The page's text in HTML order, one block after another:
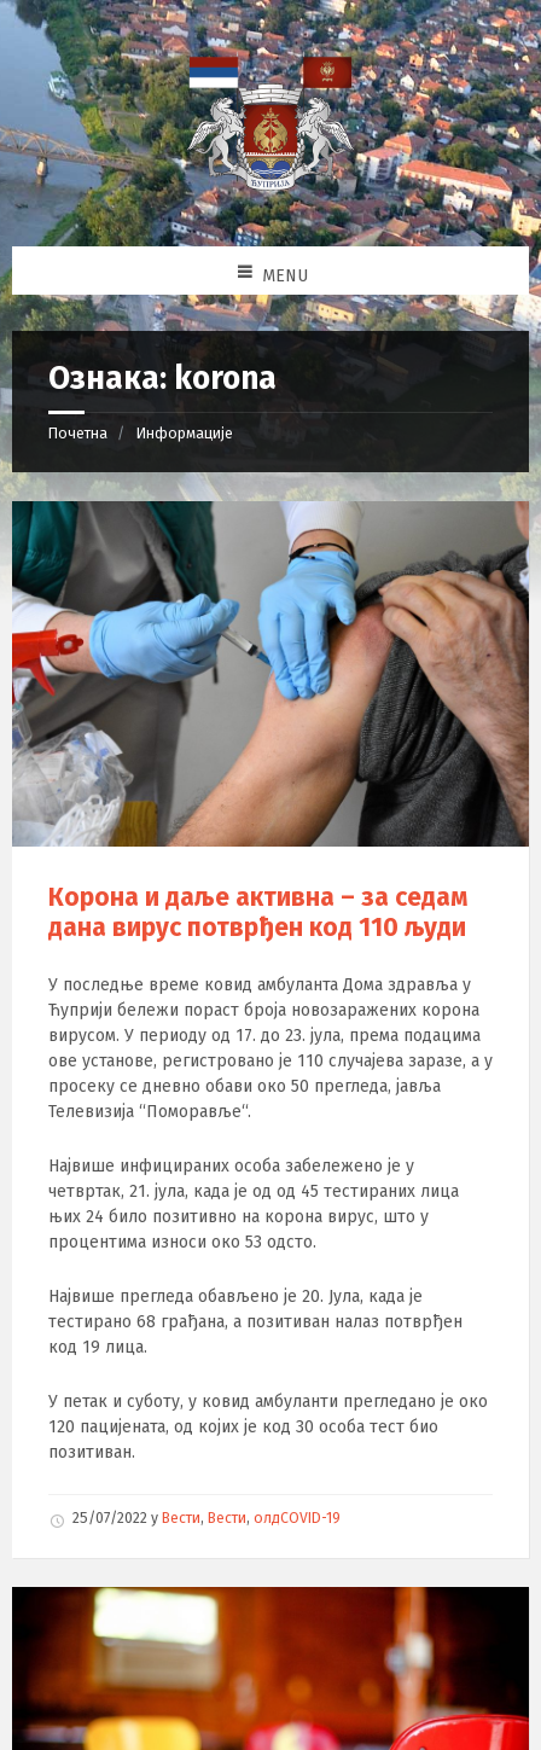
MENU
Ознака: korona
Почетна Информације
Корона и даље активна – за седам
дана вирус потврђен код 110 људи
У последње време ковид амбуланта Дома здравља у
Ћуприји бележи пораст броја новозаражених корона
вирусом. У периоду од 17. до 23. јула, према подацима
ове установе, регистровано је 110 случајева заразе, а у
просеку се дневно обави око 50 прегледа, јавља
Телевизија “Поморавље“.
Највише инфицираних особа забележено је у
четвртак, 21. јула, када је од од 45 тестираних лица
њих 24 било позитивно на корона вирус, што у
процентима износи око 53 одсто.
Највише прегледа обављено је 20. Јула, када је
тестирано 68 грађана, а позитиван налаз потврђен
код 19 лица.
У петак и суботу, у ковид амбуланти прегледано је око
120 пацијената, од којих је код 30 особа тест био
позитиван.
25/07/2022 у Вести, Вести, олдCOVID-19